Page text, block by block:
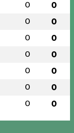
0 0
0 0
0 0
0 0
0 0
0 0
0 0